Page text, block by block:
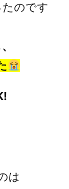
のです
は